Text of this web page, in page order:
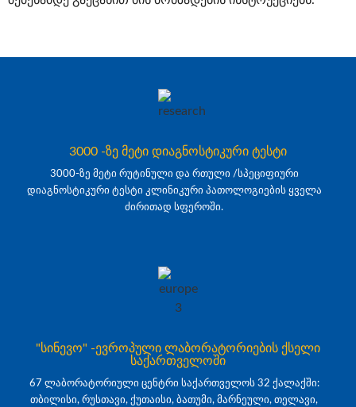
3000 -ზე მეტი დიაგნოსტიკური ტესტი
3000-ზე მეტი რუტინული და რთული /სპეციფიური
დიაგნოსტიკური ტესტი კლინიკური პათოლოგიების ყველა
ძირითად სფეროში.
"სინევო" -ევროპული ლაბორატორიების ქსელი
საქართველოში
67 ლაბორატორიული ცენტრი საქართველოს 32 ქალაქში:
თბილისი, რუსთავი, ქუთაისი, ბათუმი, მარნეული, თელავი,